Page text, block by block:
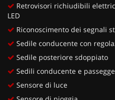
Retrovisori richiudibili
LED
Riconoscimento dei segnali
Sedile conducente con
Sedile posteriore sdoppiato
Sedili conducente e
Sensore di luce